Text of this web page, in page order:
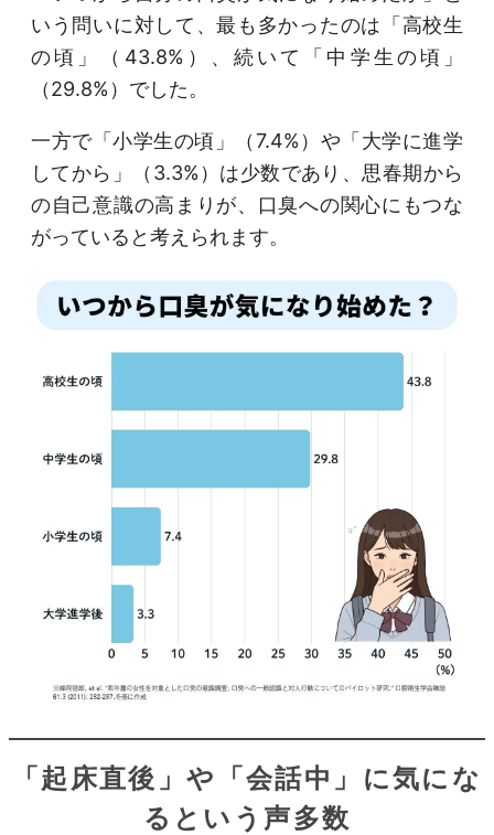
いう問いに対して、最も多かったのは「高校生
の頃」（43.8%）、続いて「中学生の頃」
（29.8%）でした。
一方で「小学生の頃」（7.4%）や「大学に進学
してから」（3.3%）は少数であり、思春期から
の自己意識の高まりが、口臭への関心にもつな
がっていると考えられます。
「起床直後」や「会話中」に気にな
るという声多数